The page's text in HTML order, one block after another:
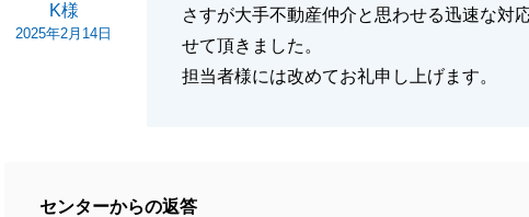
手伝いさせていただきます。
どうぞよろしくお願い申し上げます。
K様
2025年2月14日
さすが大手不動産仲介と思わせる迅速な対
せて頂きました。
担当者様には改めてお礼申し上げます。
センターからの返答